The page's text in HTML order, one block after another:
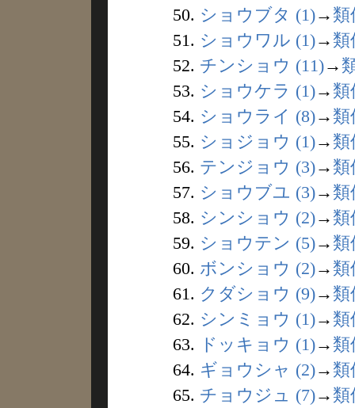
50. ショウブタ (1)→ 類
51. ショウワル (1)→ 類
52. チンショウ (11)→
53. ショウケラ (1)→ 類
54. ショウライ (8)→ 類
55. ショジョウ (1)→ 類
56. テンジョウ (3)→ 類
57. ショウブユ (3)→ 類
58. シンショウ (2)→ 類
59. ショウテン (5)→ 類
60. ボンショウ (2)→ 類
61. クダショウ (9)→ 類
62. シンミョウ (1)→ 類
63.
ドッキョウ (1)→ 類
64. ギョウシャ (2)→ 類
65. チョウジュ (7)→ 類